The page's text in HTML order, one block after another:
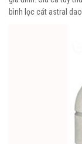
bình lọc cát astral